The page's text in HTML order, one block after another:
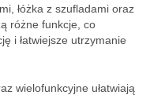
łóżka z szufladami oraz
różne funkcje, co
i łatwiejsze utrzymanie
wielofunkcyjne ułatwiają